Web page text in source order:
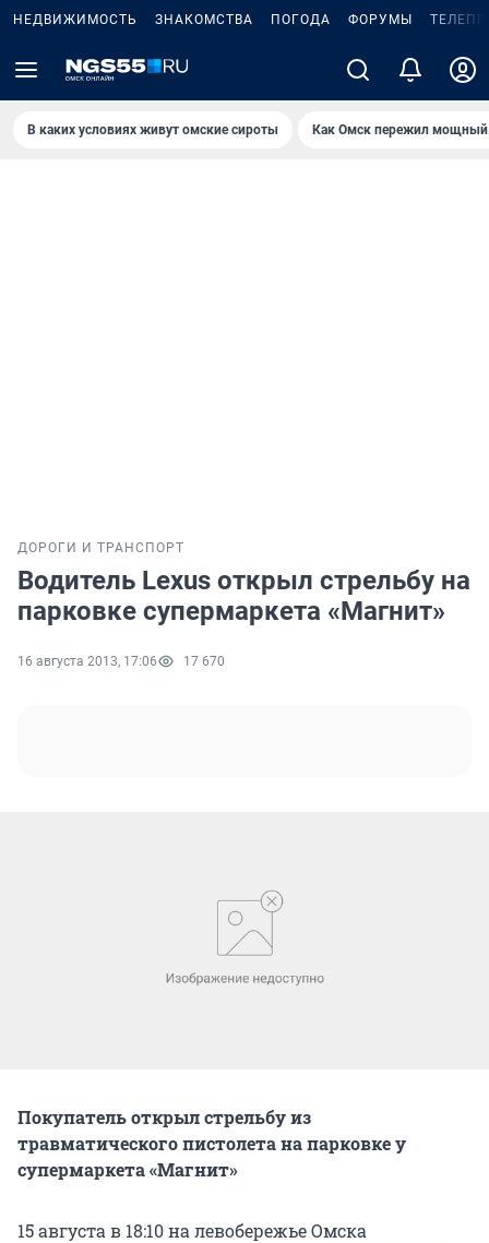
НЕДВИЖИМОСТЬ ЗНАКОМСТВА ПОГОДА ФОРУМЫ
В каких условиях живут омские сироты Как Омск пережил мощный
ДОРОГИ И ТРАНСПОРТ
Водитель Lexus открыл стрельбу на
парковке супермаркета «Магнит»
16 августа 2013, 17:06 17 670
Покупатель открыл стрельбу из
травматического пистолета на парковке у
супермаркета «Магнит»
15 августа в 18:10 на левобережье Омска